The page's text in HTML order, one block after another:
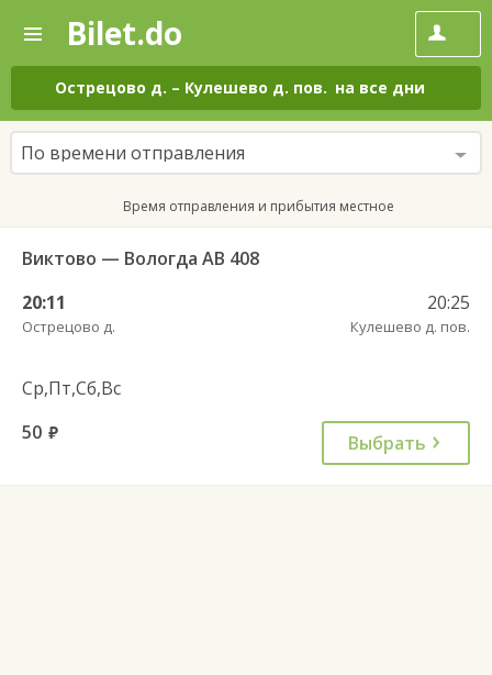
—
Поиск
и
покупка
билетов
на
автобус
онлайн
Bilet.do
Острецово д. – Кулешево д. пов. на все дни
По времени отправления
Время отправления и прибытия местное
Виктово — Вологда АВ 408
20:11
Острецово д.
20:25
Кулешево д. пов.
Ср,Пт,Сб,Вс
50 руб. Выбрать